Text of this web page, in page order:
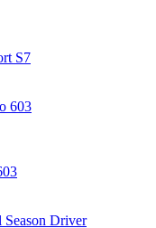
S7